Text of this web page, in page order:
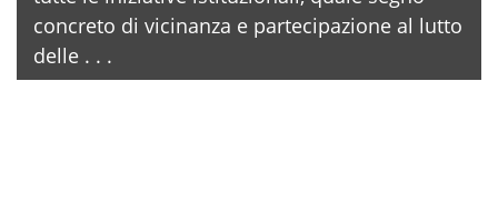
concreto di vicinanza e partecipazione al lutto
delle . . .